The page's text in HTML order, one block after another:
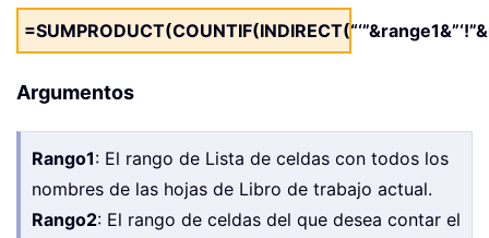
Argumentos
Rango1: El rango de Lista de celdas con todos los
nombres de las hojas de Libro de trabajo actual.
Rango2: El rango de celdas del que desea contar el